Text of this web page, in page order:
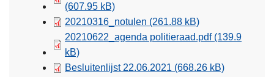
(607.95 kB)
20210316_notulen (261.88 kB)
20210622_agenda politieraad.pdf (139.9
kB)
Besluitenlijst 22.06.2021 (668.26 kB)